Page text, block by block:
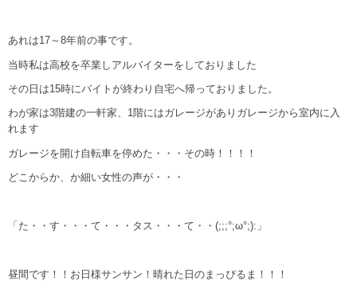
あれは17～8年前の事です。
当時私は高校を卒業しアルバイターをしておりました
その日は15時にバイトが終わり自宅へ帰っておりました。
わが家は3階建の一軒家、1階にはガレージがありガレージから室内に入
れます
ガレージを開け自転車を停めた・・・その時！！！！
どこからか、か細い女性の声が・・・
「た・・す・・・て・・・タス・・・て・・(;;;°;ω°;):」
昼間です！！お日様サンサン！晴れた日のまっぴるま！！！